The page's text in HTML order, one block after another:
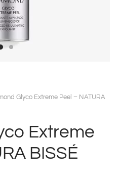
Glyco Extreme Peel – NATURA
Extreme
BISSÉ